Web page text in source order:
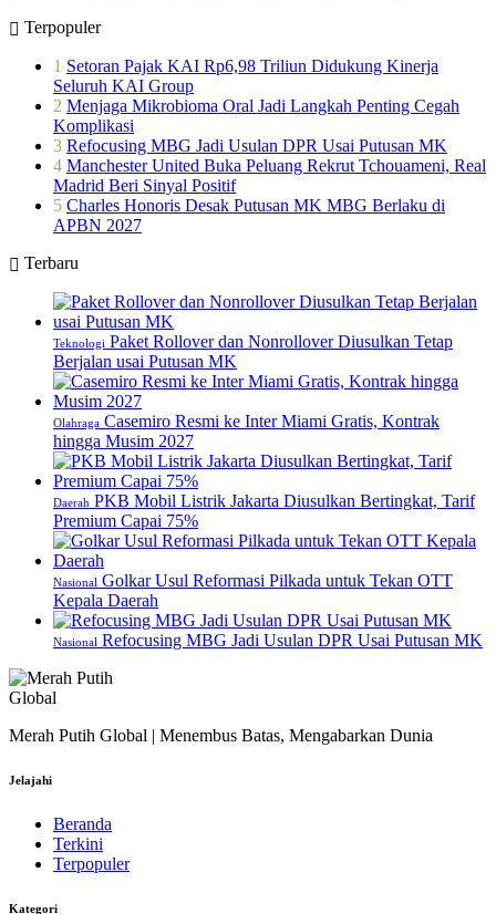
Terpopuler
1 Setoran Pajak KAI Rp6,98 Triliun Didukung Kinerja
Seluruh KAI Group
2 Menjaga Mikrobioma Oral Jadi Langkah Penting Cegah
Komplikasi
3 Refocusing MBG Jadi Usulan DPR Usai Putusan MK
4 Manchester United Buka Peluang Rekrut Tchouameni, Real
Madrid Beri Sinyal Positif
5 Charles Honoris Desak Putusan MK MBG Berlaku di
APBN 2027
Terbaru
Teknologi Paket Rollover dan Nonrollover Diusulkan Tetap
Berjalan usai Putusan MK
Olahraga Casemiro Resmi ke Inter Miami Gratis, Kontrak
hingga Musim 2027
Daerah PKB Mobil Listrik Jakarta Diusulkan Bertingkat, Tarif
Premium Capai 75%
Nasional Golkar Usul Reformasi Pilkada untuk Tekan OTT
Kepala Daerah
Nasional Refocusing MBG Jadi Usulan DPR Usai Putusan MK
Merah Putih Global | Menembus Batas, Mengabarkan Dunia
Jelajahi
Beranda
Terkini
Terpopuler
Kategori